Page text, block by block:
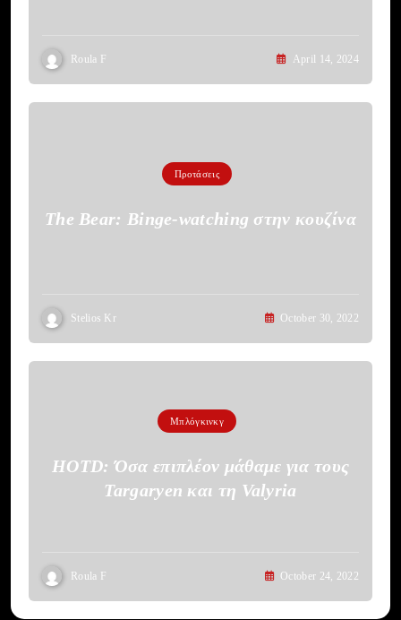
Roula F April 14, 2024
Προτάσεις
The Bear: Binge-watching στην κουζίνα
Stelios Kr October 30, 2022
Μπλόγκινκγ
HOTD: Όσα επιπλέον μάθαμε για τους
Targaryen και τη Valyria
Roula F October 24, 2022